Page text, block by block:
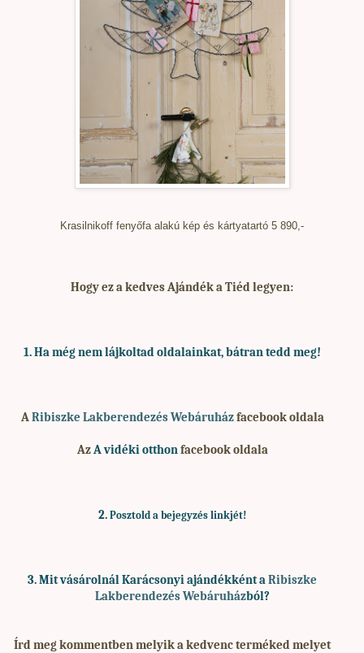
Krasilnikoff fenyőfa alakú kép és kártyatartó 5 890,-
Hogy ez a kedves Ajándék a Tiéd legyen:
1. Hamég nem lájkoltad oldalainkat, bátran tedd meg!
ARibiszke Lakberendezés Webáruházfacebook oldala
AzA vidéki otthonfacebook oldala
2. Posztold a bejegyzés linkjét!
3. Mit vásárolnál Karácsonyi ajándékként aRibiszke
Lakberendezés Webáruházból?
Írd meg kommentben melyik a kedvenc terméked melyet